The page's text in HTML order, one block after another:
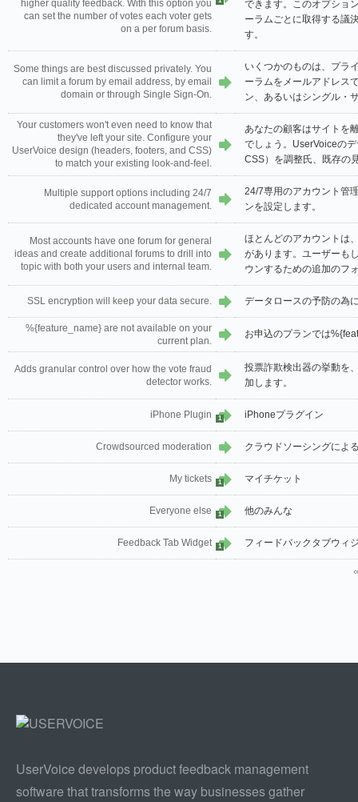
higher quality feedback. With this option you
can set the number of votes each voter gets
on a per forum basis.
できます。このオプショ
ーラムごとに取得する議
す。
Some things are best discussed privately. You
can limit a forum by email address, by email
domain or through Single Sign-On.
いくつかのものは、プラ
ーラムをメールアドレス
ン、あるいはシングル・
Your customers won't even need to know that
they've left your site. Configure your
UserVoice design (headers, footers, and CSS)
to match your existing look-and-feel.
あなたの顧客はサイトを
でしょう。UserVoiceの
CSS）を調整氏、既存の
Multiple support options including 24/7
dedicated account management.
24/7専用のアカウント管
ンを設定します。
Most accounts have one forum for general
ideas and create additional forums to drill into
topic with both your users and internal team.
ほとんどのアカウントは
があります。ユーザーも
ウンするための追加のフ
SSL encryption will keep your data secure. データロースの予防の為
%{feature_name} are not available on your
current plan.
お申込のプランでは
Adds granular control over how the vote fraud
detector works.
投票詐欺検出器の挙動を
加します。
iPhone Plugin 1 iPhoneプラグイン
Crowdsourced moderation クラウドソーシングによ
My tickets 1 マイチケット
Everyone else 1 他のみんな
Feedback Tab Widget 1 フィードバックタブウィ
UserVoice develops product feedback management
software that transforms the way businesses gather